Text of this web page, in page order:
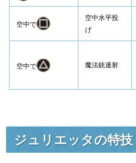
空中で
空中水平投
げ
空中で 魔法銃連射
ジュリエッタの特技